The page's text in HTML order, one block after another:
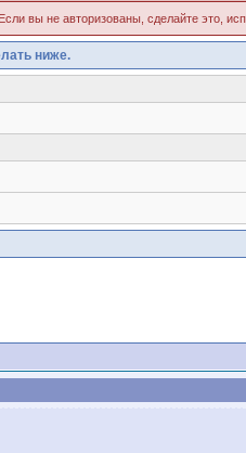
вы не авторизованы, сделайте это,
ниже.